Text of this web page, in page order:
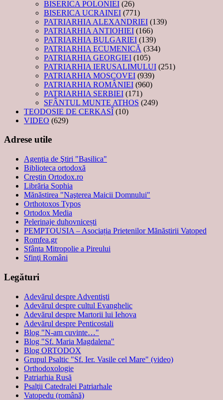
BISERICA POLONIEI (26)
BISERICA UCRAINEI (771)
PATRIARHIA ALEXANDRIEI (139)
PATRIARHIA ANTIOHIEI (166)
PATRIARHIA BULGARIEI (139)
PATRIARHIA ECUMENICĂ (334)
PATRIARHIA GEORGIEI (105)
PATRIARHIA IERUSALIMULUI (251)
PATRIARHIA MOSCOVEI (939)
PATRIARHIA ROMÂNIEI (960)
PATRIARHIA SERBIEI (171)
SFÂNTUL MUNTE ATHOS (249)
TEODOSIE DE CERKASÎ (10)
VIDEO (629)
Adrese utile
Agenţia de Ştiri "Basilica"
Biblioteca ortodoxă
Creştin Ortodox.ro
Librăria Sophia
Mănăstirea "Naşterea Maicii Domnului"
Orthotoxos Typos
Ortodox Media
Pelerinaje duhovnicești
PEMPTOUSIA – Asociația Prietenilor Mănăstirii Vatoped
Romfea.gr
Sfânta Mitropolie a Pireului
Sfinţi Români
Legături
Adevărul despre Adventişti
Adevărul despre cultul Evanghelic
Adevărul despre Martorii lui Iehova
Adevărul despre Penticostali
Blog "N-am cuvinte…"
Blog "Sf. Maria Magdalena"
Blog ORTODOX
Grupul Psaltic "Sf. Ier. Vasile cel Mare" (video)
Orthodoxologie
Patriarhia Rusă
Psalţii Catedralei Patriarhale
Vatopedu (română)